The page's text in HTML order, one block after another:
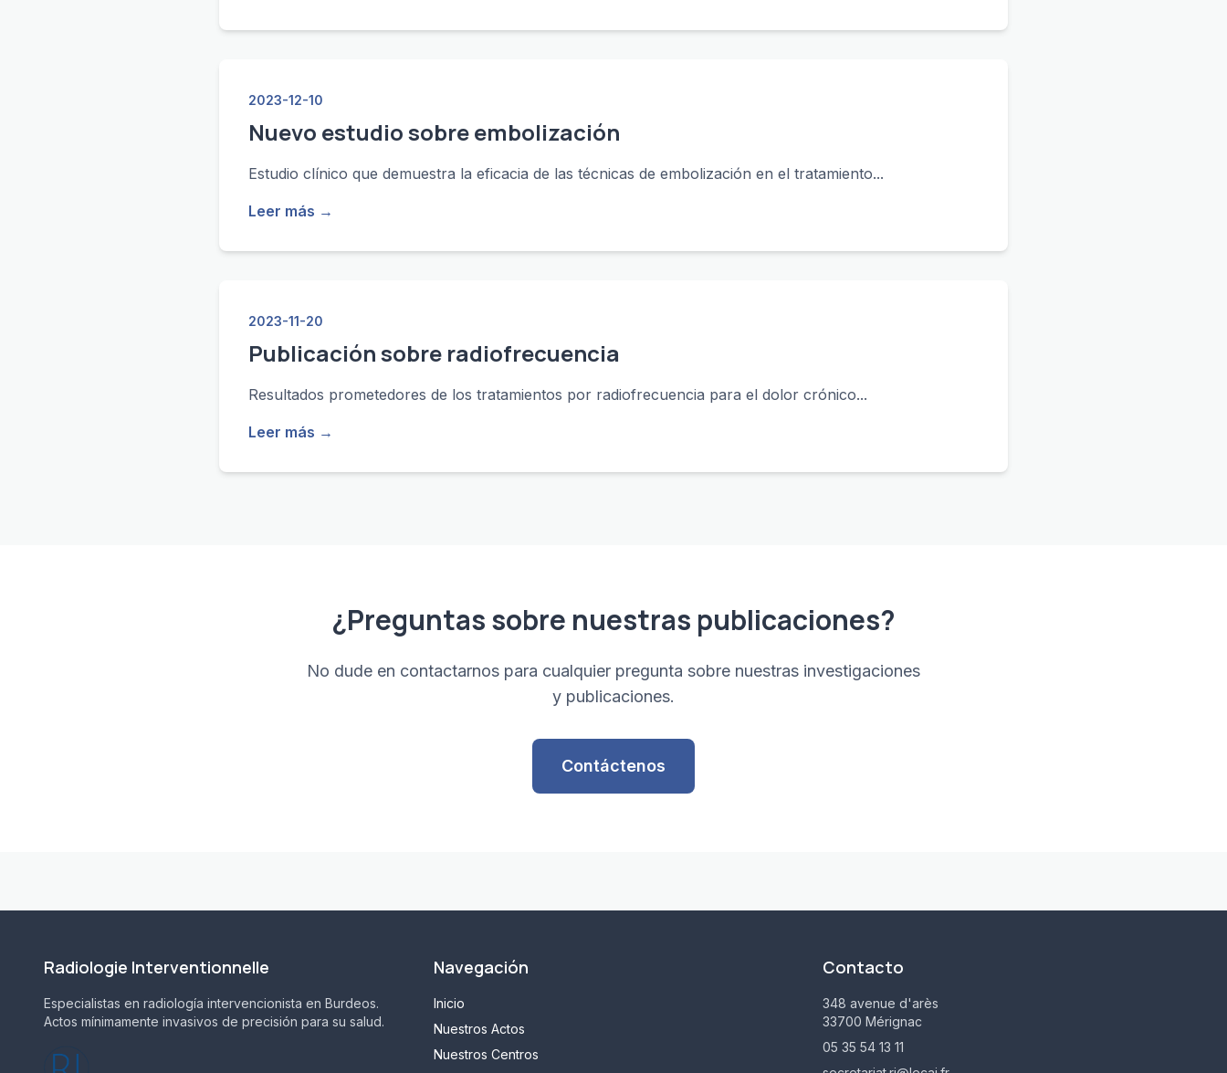
2023-12-10
Nuevo estudio sobre embolización
Estudio clínico que demuestra la eficacia de las técnicas de embolización en el tratamiento...
Leer más →
2023-11-20
Publicación sobre radiofrecuencia
Resultados prometedores de los tratamientos por radiofrecuencia para el dolor crónico...
Leer más →
¿Preguntas sobre nuestras publicaciones?
No dude en contactarnos para cualquier pregunta sobre nuestras investigaciones
y publicaciones.
Contáctenos
Radiologie Interventionnelle
Especialistas en radiología intervencionista en Burdeos.
Actos mínimamente invasivos de precisión para su salud.
Navegación
Inicio
Nuestros Actos
Nuestros Centros
Contacto
348 avenue d'arès
33700 Mérignac
05 35 54 13 11